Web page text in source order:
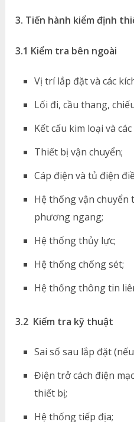
3. Tiến hành kiểm định
3.1 Kiểm tra bên ngoài
Vị trí lắp đặt và các
Lối đi, cầu thang,
Kết cấu kim loại và
Thiết bị vận chuyển;
Cáp điện và tủ điện
Hệ thống vận
phương ngang;
Hệ thống thủy lực;
Hệ thống chống sét;
Hệ thống thông tin
3.2 Kiểm tra kỹ thuật
Sai số sau lắp đặt
Điện trở cách điện
thiết bị;
Hệ thống tiếp địa;